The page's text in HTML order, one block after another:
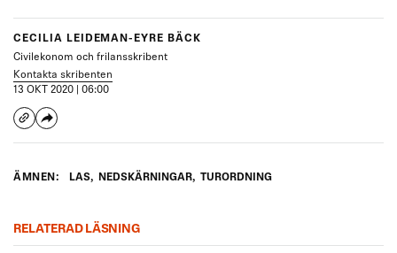
CECILIA LEIDEMAN-EYRE BÄCK
Civilekonom och frilansskribent
Kontakta skribenten
13 OKT 2020 | 06:00
ÄMNEN: LAS, NEDSKÄRNINGAR, TURORDNING
RELATERAD LÄSNING